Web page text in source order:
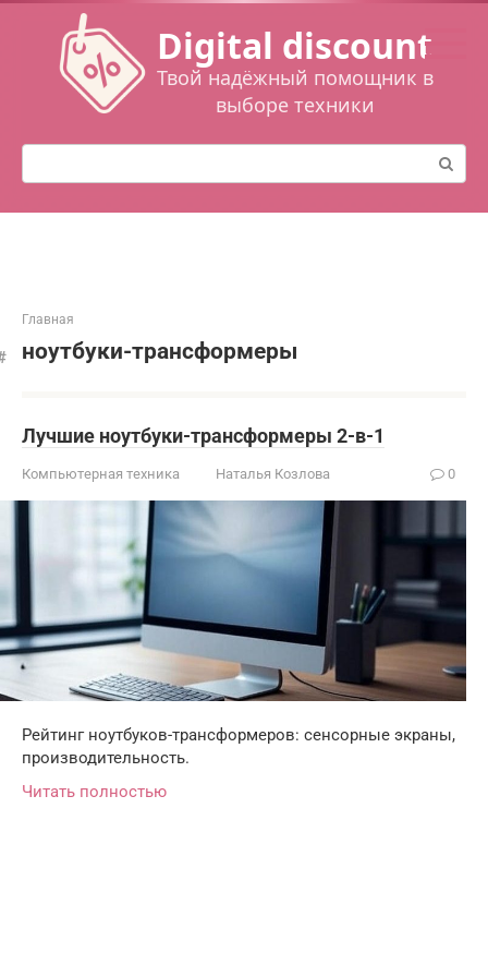
Перейти
контенту
Digital discount
Твой надёжный помощник в
выборе техники
Поиск:
Главная
ноутбуки-трансформеры
Лучшие ноутбуки-трансформеры 2-в-1
Компьютерная техника Наталья Козлова 0
Рейтинг ноутбуков-трансформеров: сенсорные экраны,
производительность.
Читать полностью